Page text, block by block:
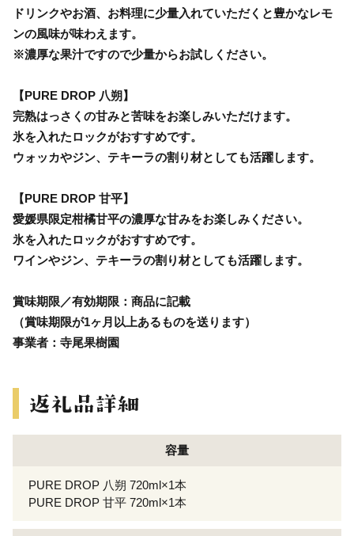
ドリンクやお酒、お料理に少量入れていただくと豊かなレモ
ンの風味が味わえます。
※濃厚な果汁ですので少量からお試しください。
【PURE DROP 八朔】
完熟はっさくの甘みと苦味をお楽しみいただけます。
氷を入れたロックがおすすめです。
ウォッカやジン、テキーラの割り材としても活躍します。
【PURE DROP 甘平】
愛媛県限定柑橘甘平の濃厚な甘みをお楽しみください。
氷を入れたロックがおすすめです。
ワインやジン、テキーラの割り材としても活躍します。
賞味期限／有効期限：商品に記載
（賞味期限が1ヶ月以上あるものを送ります）
事業者：寺尾果樹園
容量
PURE DROP 八朔 720ml×1本
PURE DROP 甘平 720ml×1本